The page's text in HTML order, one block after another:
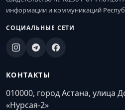
информации и коммуникаций
СОЦИАЛЬНЫЕ СЕТИ
КОНТАКТЫ
010000, город Астана, улица
«Нурсая-2»